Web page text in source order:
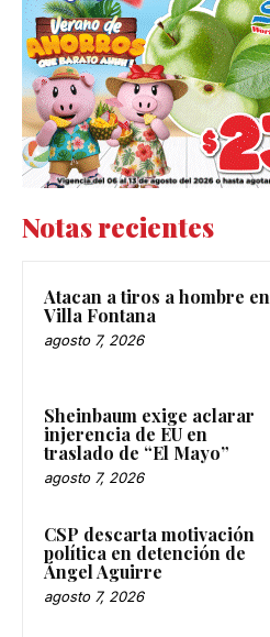
Notas recientes
Atacan a tiros a hombre en
Villa Fontana
agosto 7, 2026
Sheinbaum exige aclarar
injerencia de EU en
traslado de “El Mayo”
agosto 7, 2026
CSP descarta motivación
política en detención de
Ángel Aguirre
agosto 7, 2026